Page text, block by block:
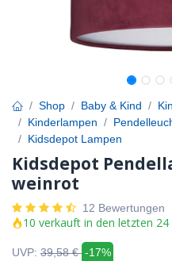
Shop Baby & Kind
Kinderlampen
Kidsdepot Lampen
Kidsdepot
weinrot
12 Bewertungen
10 verkauft in den letzten 24
UVP: 39,58€ -17%